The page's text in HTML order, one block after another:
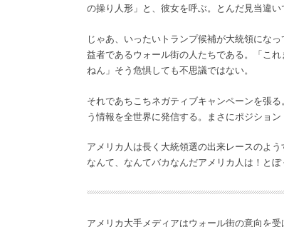
の操り人形」と、彼女を呼ぶ。とんだ見当違い
じゃあ、いったいトランプ候補が大統領にな
益者であるウォール街の人たちである。「こ
ねん」そう危惧しても不思議ではない。
それであちこちネガティブキャンペーンを張
う情報を全世界に発信する。まさにポジション
アメリカ人は長く大統領選の出来レースのよ
なんて、なんてバカなんだアメリカ人は！と
アメリカ大手メディアはウォール街の意向を